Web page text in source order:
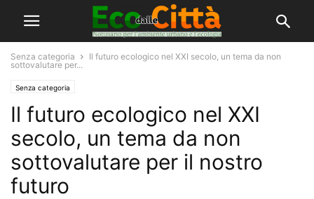
Senza categoria
Il futuro ecologico nel XXI secolo, un tema da non
sottovalutare per...
Senza categoria
Il futuro ecologico nel XXI
secolo, un tema da non
sottovalutare per il nostro
futuro